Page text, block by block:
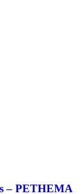
– PETHEMA